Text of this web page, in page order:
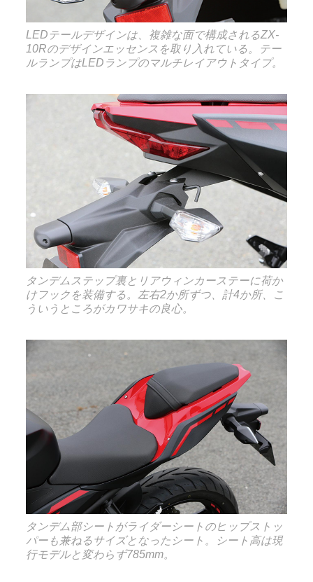
LEDテールデザインは、複雑な面で構成されるZX-
10Rのデザインエッセンスを取り入れている。テー
ルランプはLEDランプのマルチレイアウトタイプ。
タンデムステップ裏とリアウィンカーステーに荷か
けフックを装備する。左右2か所ずつ、計4か所、こ
ういうところがカワサキの良心。
タンデム部シートがライダーシートのヒップストッ
パーも兼ねるサイズとなったシート。シート高は現
行モデルと変わらず785mm。